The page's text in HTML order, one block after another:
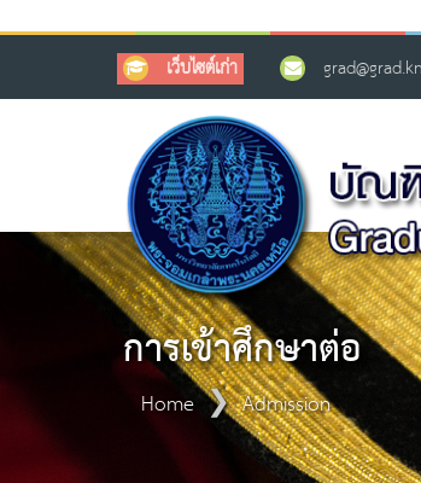
เว็บไซต์เก่า
การเข้าศึกษาต่อ
Home Admission